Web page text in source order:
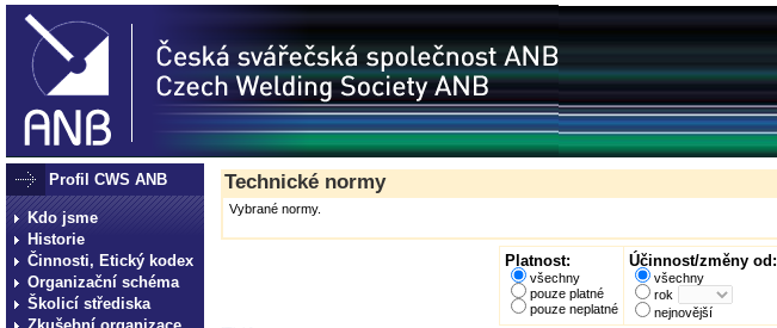
Profil CWS ANB
Kdo jsme
Historie
Činnosti, Etický kodex
Organizační schéma
Školicí střediska
Technické normy
Vybrané normy.
Platnost:
všechny
pouze platné
pouze neplatné
Účinnost/změny od:
všechny
rok
nejnovější